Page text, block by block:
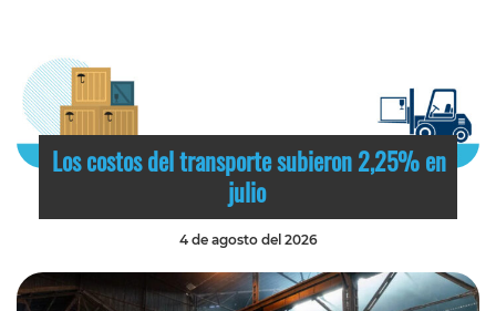
Los costos del transporte subieron 2,25% en
julio
4 de agosto del 2026